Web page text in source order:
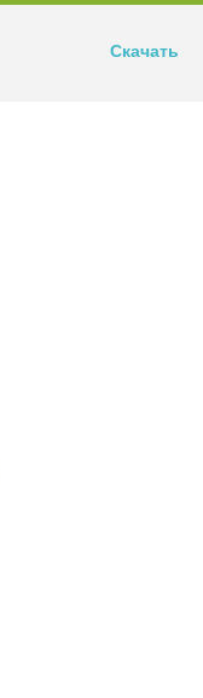
Скачать